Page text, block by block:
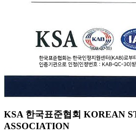
KSA 한국표준협회 KOREAN
ASSOCIATION